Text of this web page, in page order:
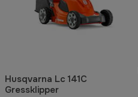
Husqvarna Lc 141C
Gressklipper